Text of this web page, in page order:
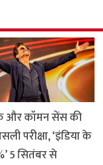
और कॉमन सेंस की
परीक्षा, ‘इंडिया के
5 सितंबर से